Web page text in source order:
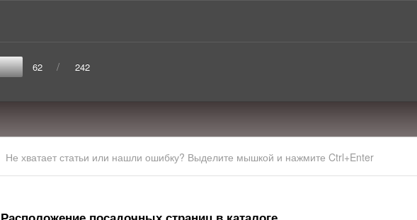
62 / 242
Не хватает статьи или нашли ошибку? Выделите мышкой и нажмите Ctrl+Enter